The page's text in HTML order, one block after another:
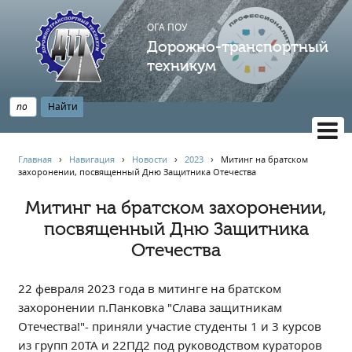
ОГА ПОУ
Дорожно-транспортный
техникум
НАВИГАЦИЯ
Главная
Профессионалитет
Новости
Наблюдательный совет
Информация
Главная › Навигация › Новости ›2023 › Митинг на братском
захоронении, посвященный Дню Защитника Отечества
Митинг на братском захоронении,
посвященный Дню Защитника
Отечества
22 февраля 2023 года в митинге на братском
захоронении п.Панковка "Слава защитникам
Отечества!"- приняли участие студенты 1 и 3 курсов
из групп 20ТА и 22ПД2 под руководством кураторов